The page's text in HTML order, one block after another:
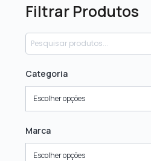
Filtrar Produtos
Categoria
Escolher opções
Marca
Escolher opções